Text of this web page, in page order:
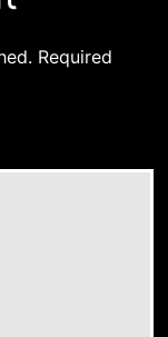
Required